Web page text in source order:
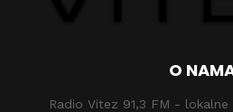
O
Radio Vitez 91,3 FM -